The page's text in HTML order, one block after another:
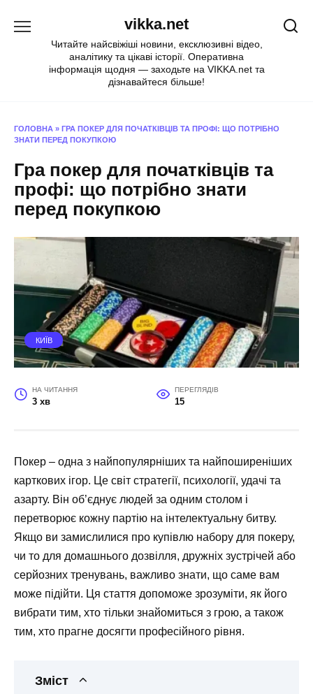
vikka.net
Читайте найсвіжіші новини, ексклюзивні відео,
аналітику та цікаві історії. Оперативна
інформація щодня — заходьте на VIKKA.net та
дізнавайтеся більше!
ГОЛОВНА » ГРА ПОКЕР ДЛЯ ПОЧАТКІВЦІВ ТА ПРОФІ: ЩО ПОТРІБНО
ЗНАТИ ПЕРЕД ПОКУПКОЮ
Гра покер для початківців та
профі: що потрібно знати
перед покупкою
КИЇВ
НА ЧИТАННЯ
3 хв
ПЕРЕГЛЯДІВ
15
Покер – одна з найпопулярніших та найпоширеніших
карткових ігор. Це світ стратегії, психології, удачі та
азарту. Він об’єднує людей за одним столом і
перетворює кожну партію на інтелектуальну битву.
Якщо ви замислилися про купівлю набору для покеру,
чи то для домашнього дозвілля, дружніх зустрічей або
серйозних тренувань, важливо знати, що саме вам
може підійти. Ця стаття допоможе зрозуміти, як його
вибрати тим, хто тільки знайомиться з грою, а також
тим, хто прагне досягти професійного рівня.
Зміст